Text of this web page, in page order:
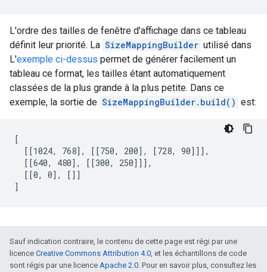
L'ordre des tailles de fenêtre d'affichage dans ce tableau
définit leur priorité. La SizeMappingBuilder utilisé dans
L'exemple ci-dessus permet de générer facilement un
tableau ce format, les tailles étant automatiquement
classées de la plus grande à la plus petite. Dans ce
exemple, la sortie de SizeMappingBuilder.build() est:
[
  [[1024, 768], [[750, 200], [728, 90]]],
  [[640, 480], [[300, 250]]],
  [[0, 0], []]
Sauf indication contraire, le contenu de cette page est régi par une
licence Creative Commons Attribution 4.0, et les échantillons de code
sont régis par une licence Apache 2.0. Pour en savoir plus, consultez les